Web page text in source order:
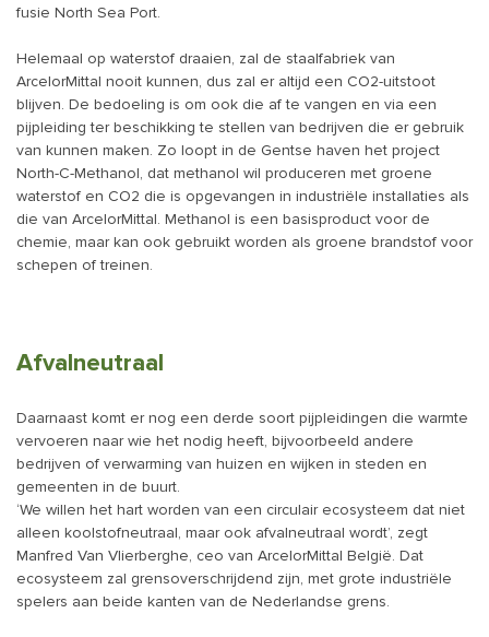
fusie North Sea Port.
Helemaal op waterstof draaien, zal de staalfabriek van
ArcelorMittal nooit kunnen, dus zal er altijd een CO2-uitstoot
blijven. De bedoeling is om ook die af te vangen en via een
pijpleiding ter beschikking te stellen van bedrijven die er gebruik
van kunnen maken. Zo loopt in de Gentse haven het project
North-C-Methanol, dat methanol wil produceren met groene
waterstof en CO2 die is opgevangen in industriële installaties als
die van ArcelorMittal. Methanol is een basisproduct voor de
chemie, maar kan ook gebruikt worden als groene brandstof voor
schepen of treinen.
Afvalneutraal
Daarnaast komt er nog een derde soort pijpleidingen die warmte
vervoeren naar wie het nodig heeft, bijvoorbeeld andere
bedrijven of verwarming van huizen en wijken in steden en
gemeenten in de buurt.
‘We willen het hart worden van een circulair ecosysteem dat niet
alleen koolstofneutraal, maar ook afvalneutraal wordt’, zegt
Manfred Van Vlierberghe, ceo van ArcelorMittal België. Dat
ecosysteem zal grensoverschrijdend zijn, met grote industriële
spelers aan beide kanten van de Nederlandse grens.